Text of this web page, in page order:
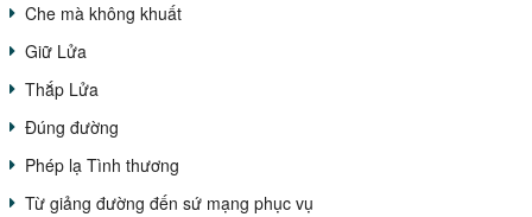
Che mà không khuất
Giữ Lửa
Thắp Lửa
Đúng đường
Phép lạ Tình thương
Từ giảng đường đến sứ mạng phục vụ